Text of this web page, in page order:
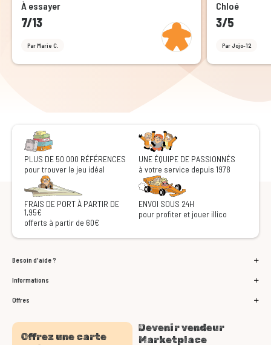
À essayer
7/13
Par Marie C.
Chloé
3/5
Par Jojo-12
PLUS DE 50 000 RÉFÉRENCES
pour trouver le jeu idéal
UNE ÉQUIPE DE PASSIONNÉS
à votre service depuis 1978
FRAIS DE PORT À PARTIR DE
1,95€
offerts à partir de 60€
ENVOI SOUS 24H
pour profiter et jouer illico
Besoin d'aide ?
Informations
Offres
Offrez une carte
Devenir vendeur
Marketplace